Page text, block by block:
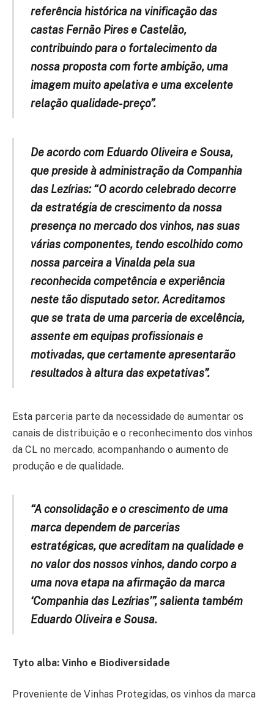
referência histórica na vinificação das
castas Fernão Pires e Castelão,
contribuindo para o fortalecimento da
nossa proposta com forte ambição, uma
imagem muito apelativa e uma excelente
relação qualidade-preço”.
De acordo com Eduardo Oliveira e Sousa,
que preside à administração da Companhia
das Lezírias: “O acordo celebrado decorre
da estratégia de crescimento da nossa
presença no mercado dos vinhos, nas suas
várias componentes, tendo escolhido como
nossa parceira a Vinalda pela sua
reconhecida competência e experiência
neste tão disputado setor. Acreditamos
que se trata de uma parceria de excelência,
assente em equipas profissionais e
motivadas, que certamente apresentarão
resultados à altura das expetativas”.
Esta parceria parte da necessidade de aumentar os
canais de distribuição e o reconhecimento dos vinhos
da CL no mercado, acompanhando o aumento de
produção e de qualidade.
“A consolidação e o crescimento de uma
marca dependem de parcerias
estratégicas, que acreditam na qualidade e
no valor dos nossos vinhos, dando corpo a
uma nova etapa na afirmação da marca
‘Companhia das Lezírias’”, salienta também
Eduardo Oliveira e Sousa.
Tyto alba: Vinho e Biodiversidade
Proveniente de Vinhas Protegidas, os vinhos da marca